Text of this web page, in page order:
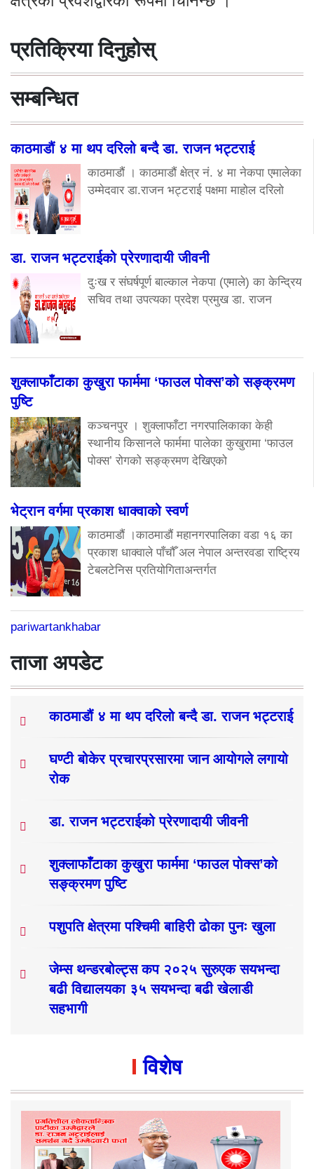
प्रतिक्रिया दिनुहोस्
सम्बन्धित
काठमाडौं ४ मा थप दरिलो बन्दै डा. राजन भट्टराई
काठमाडौं । काठमाडौं क्षेत्र नं. ४ मा नेकपा एमालेका
उम्मेदवार डा.राजन भट्टराई पक्षमा माहोल दरिलो
डा. राजन भट्टराईको प्रेरणादायी जीवनी
दुःख र संघर्षपूर्ण बाल्काल नेकपा (एमाले) का केन्द्रिय
सचिव तथा उपत्यका प्रदेश प्रमुख डा. राजन
शुक्लाफाँटाका कुखुरा फार्ममा ‘फाउल पोक्स’को सङ्क्रमण
पुष्टि
कञ्चनपुर । शुक्लाफाँटा नगरपालिकाका केही
स्थानीय किसानले फार्ममा पालेका कुखुरामा ‘फाउल
पोक्स’ रोगको सङ्क्रमण देखिएको
भेट्रान वर्गमा प्रकाश धाक्वाको स्वर्ण
काठमाडौं ।काठमाडौं महानगरपालिका वडा १६ का
प्रकाश धाक्वाले पाँचौँ अल नेपाल अन्तरवडा राष्ट्रिय
टेबलटेनिस प्रतियोगिताअन्तर्गत
pariwartankhabar
ताजा अपडेट
काठमाडौं ४ मा थप दरिलो बन्दै डा. राजन भट्टराई
घण्टी बोकेर प्रचारप्रसारमा जान आयोगले लगायो
रोक
डा. राजन भट्टराईको प्रेरणादायी जीवनी
शुक्लाफाँटाका कुखुरा फार्ममा ‘फाउल पोक्स’को
सङ्क्रमण पुष्टि
पशुपति क्षेत्रमा पश्चिमी बाहिरी ढोका पुनः खुला
जेम्स थन्डरबोल्ट्स कप २०२५ सुरुएक सयभन्दा
बढी विद्यालयका ३५ सयभन्दा बढी खेलाडी
सहभागी
विशेष